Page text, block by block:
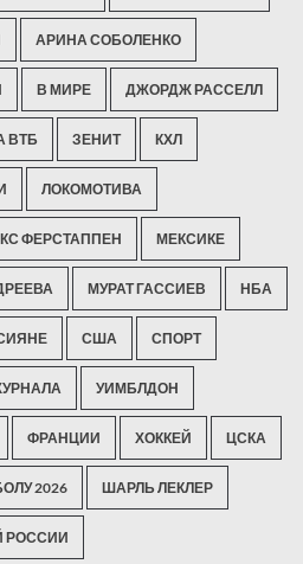
АРИНА СОБОЛЕНКО
В МИРЕ ДЖОРДЖ РАССЕЛЛ
ВТБ ЗЕНИТ КХЛ
ЛОКОМОТИВА
ФЕРСТАППЕН МЕКСИКЕ
МУРАТ ГАССИЕВ НБА
США СПОРТ
УИМБЛДОН
ФРАНЦИИ ХОККЕЙ ЦСКА
2026 ШАРЛЬ ЛЕКЛЕР
РОССИИ